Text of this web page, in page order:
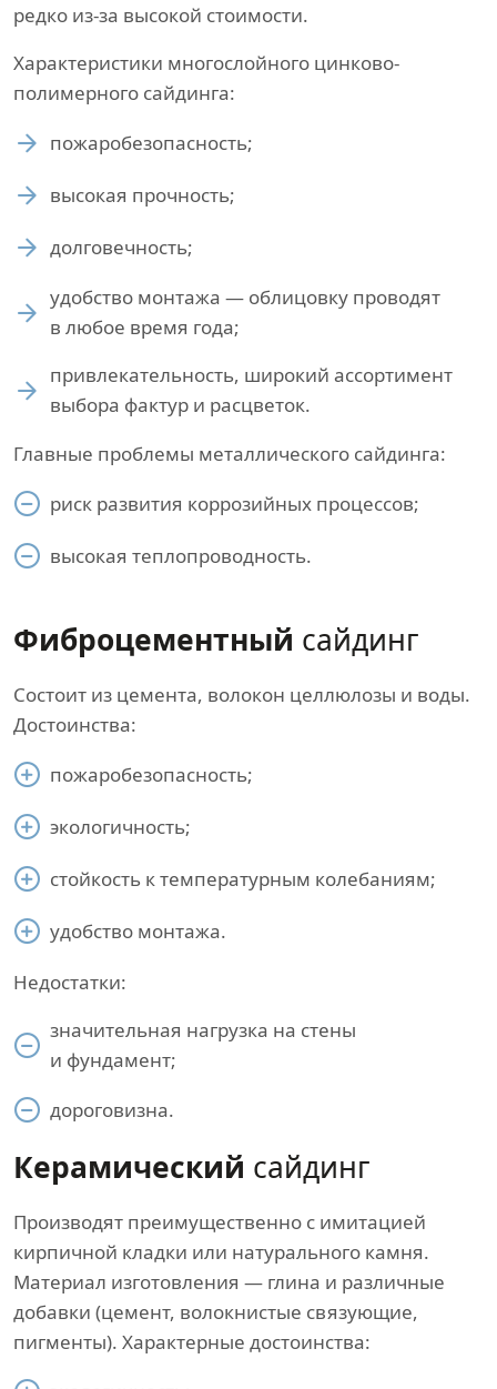
редко из-за высокой стоимости.
Характеристики многослойного цинково-
полимерного сайдинга:
пожаробезопасность;
высокая прочность;
долговечность;
удобство монтажа — облицовку проводят
в любое время года;
привлекательность, широкий ассортимент
выбора фактур и расцветок.
Главные проблемы металлического сайдинга:
риск развития коррозийных процессов;
высокая теплопроводность.
Фиброцементный сайдинг
Состоит из цемента, волокон целлюлозы и воды.
Достоинства:
пожаробезопасность;
экологичность;
стойкость к температурным колебаниям;
удобство монтажа.
Недостатки:
значительная нагрузка на стены
и фундамент;
дороговизна.
Керамический сайдинг
Производят преимущественно с имитацией
кирпичной кладки или натурального камня.
Материал изготовления — глина и различные
добавки (цемент, волокнистые связующие,
пигменты). Характерные достоинства: